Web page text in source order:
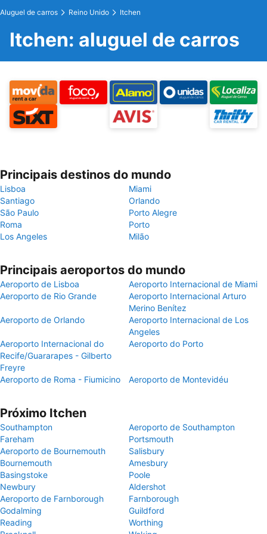
Aluguel de carros Reino Unido Itchen
Itchen: aluguel de carros
Principais destinos do mundo
Lisboa
Miami
Santiago
Orlando
São Paulo
Porto Alegre
Roma
Porto
Los Angeles
Milão
Principais aeroportos do mundo
Aeroporto de Lisboa
Aeroporto Internacional de Miami
Aeroporto de Rio Grande
Aeroporto Internacional Arturo
Merino Benítez
Aeroporto de Orlando
Aeroporto Internacional de Los
Angeles
Aeroporto Internacional do
Recife/Guararapes - Gilberto
Freyre
Aeroporto do Porto
Aeroporto de Roma - Fiumicino Aeroporto de Montevidéu
Próximo Itchen
Southampton
Aeroporto de Southampton
Fareham
Portsmouth
Aeroporto de Bournemouth
Salisbury
Bournemouth
Amesbury
Basingstoke
Poole
Newbury
Aldershot
Aeroporto de Farnborough
Farnborough
Godalming
Guildford
Reading
Worthing